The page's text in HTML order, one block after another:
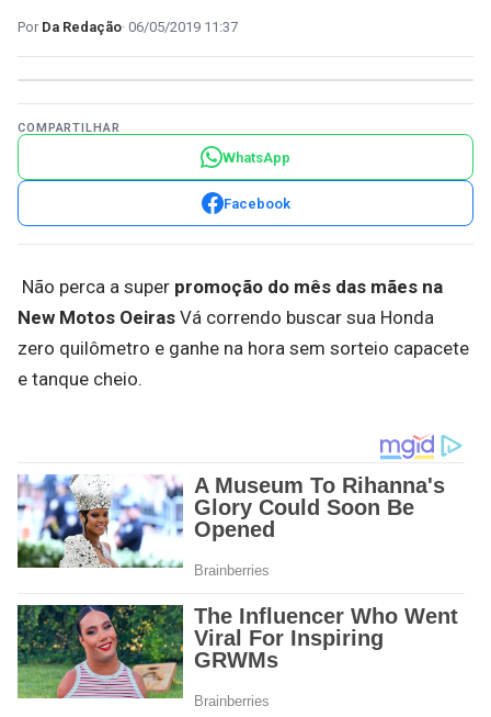
Da Redação 06/05/2019 11:37
COMPARTILHAR
WhatsApp
Facebook
Não perca a super promoção do mês das mães na
New Motos Oeiras Vá correndo buscar sua Honda
zero quilômetro e ganhe na hora sem sorteio capacete
e tanque cheio.